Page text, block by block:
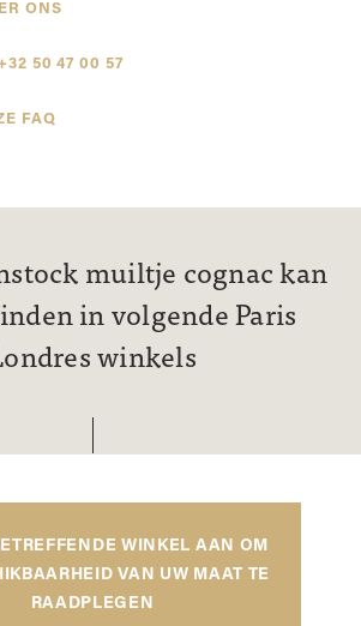
ONS
50 47 00 57
FAQ
muiltje cognac kan
in volgende Paris
winkels
WINKEL AAN OM
VAN UW MAAT TE
RAADPLEGEN